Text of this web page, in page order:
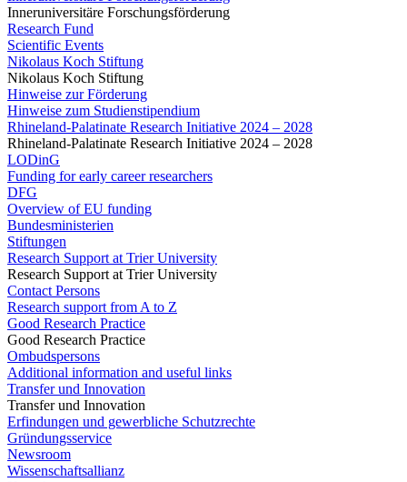
Inneruniversitäre Forschungsförderung
Research Fund
Scientific Events
Nikolaus Koch Stiftung
Nikolaus Koch Stiftung
Hinweise zur Förderung
Hinweise zum Studienstipendium
Rhineland-Palatinate Research Initiative 2024 – 2028
Rhineland-Palatinate Research Initiative 2024 – 2028
LODinG
Funding for early career researchers
DFG
Overview of EU funding
Bundesministerien
Stiftungen
Research Support at Trier University
Research Support at Trier University
Contact Persons
Research support from A to Z
Good Research Practice
Good Research Practice
Ombudspersons
Additional information and useful links
Transfer und Innovation
Transfer und Innovation
Erfindungen und gewerbliche Schutzrechte
Gründungsservice
Newsroom
Wissenschaftsallianz